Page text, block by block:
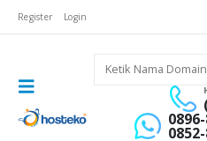
Register Login